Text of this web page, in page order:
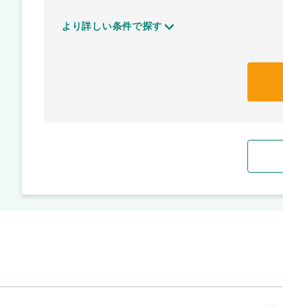
より詳しい条件で探す